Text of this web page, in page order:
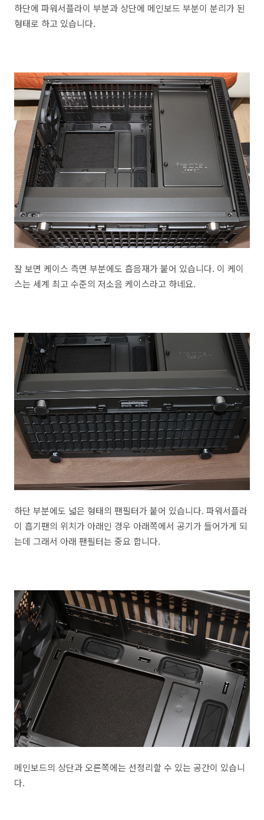
하단에 파워서플라이 부분과 상단에 메인보드 부분이 분리가 된
형태로 하고 있습니다.
잘 보면 케이스 측면 부분에도 흡음재가 붙어 있습니다. 이 케이
스는 세계 최고 수준의 저소음 케이스라고 하네요.
하단 부분에도 넓은 형태의 팬필터가 붙어 있습니다. 파워서플라
이 흡기팬의 위치가 아래인 경우 아래쪽에서 공기가 들어가게 되
는데 그래서 아래 팬필터는 중요 합니다.
메인보드의 상단과 오른쪽에는 선정리할 수 있는 공간이 있습니
다.